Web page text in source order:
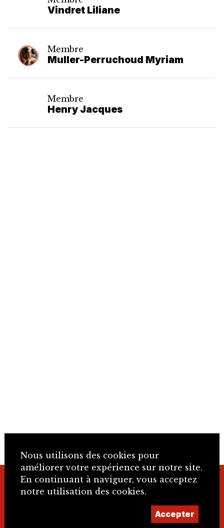
Vindret Liliane
Membre
Muller-Perruchoud Myriam
Membre
Henry Jacques
+41 32 466 92 57
Nous utilisons des cookies pour
améliorer votre expérience sur notre site.
En continuant à naviguer, vous acceptez
notre utilisation des cookies.
Accepter